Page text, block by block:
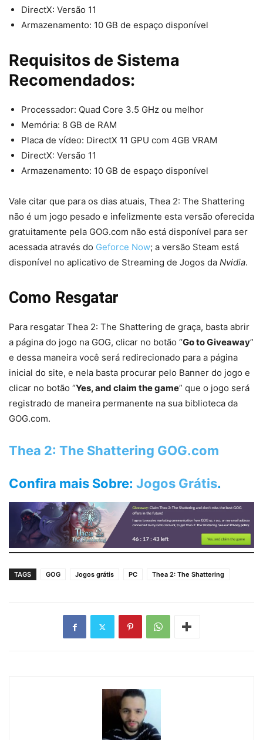
DirectX: Versão 11
Armazenamento: 10 GB de espaço disponível
Requisitos de Sistema
Recomendados:
Processador: Quad Core 3.5 GHz ou melhor
Memória: 8 GB de RAM
Placa de vídeo: DirectX 11 GPU com 4GB VRAM
DirectX: Versão 11
Armazenamento: 10 GB de espaço disponível
Vale citar que para os dias atuais, Thea 2: The Shattering
não é um jogo pesado e infelizmente esta versão oferecida
gratuitamente pela GOG.com não está disponível para ser
acessada através do Geforce Now; a versão Steam está
disponível no aplicativo de Streaming de Jogos da Nvidia.
Como Resgatar
Para resgatar Thea 2: The Shattering de graça, basta abrir
a página do jogo na GOG, clicar no botão “Go to Giveaway”
e dessa maneira você será redirecionado para a página
inicial do site, e nela basta procurar pelo Banner do jogo e
clicar no botão “Yes, and claim the game” que o jogo será
registrado de maneira permanente na sua biblioteca da
GOG.com.
Thea 2: The Shattering GOG.com
Confira mais Sobre: Jogos Grátis.
TAGS GOG Jogos grátis PC Thea 2: The Shattering